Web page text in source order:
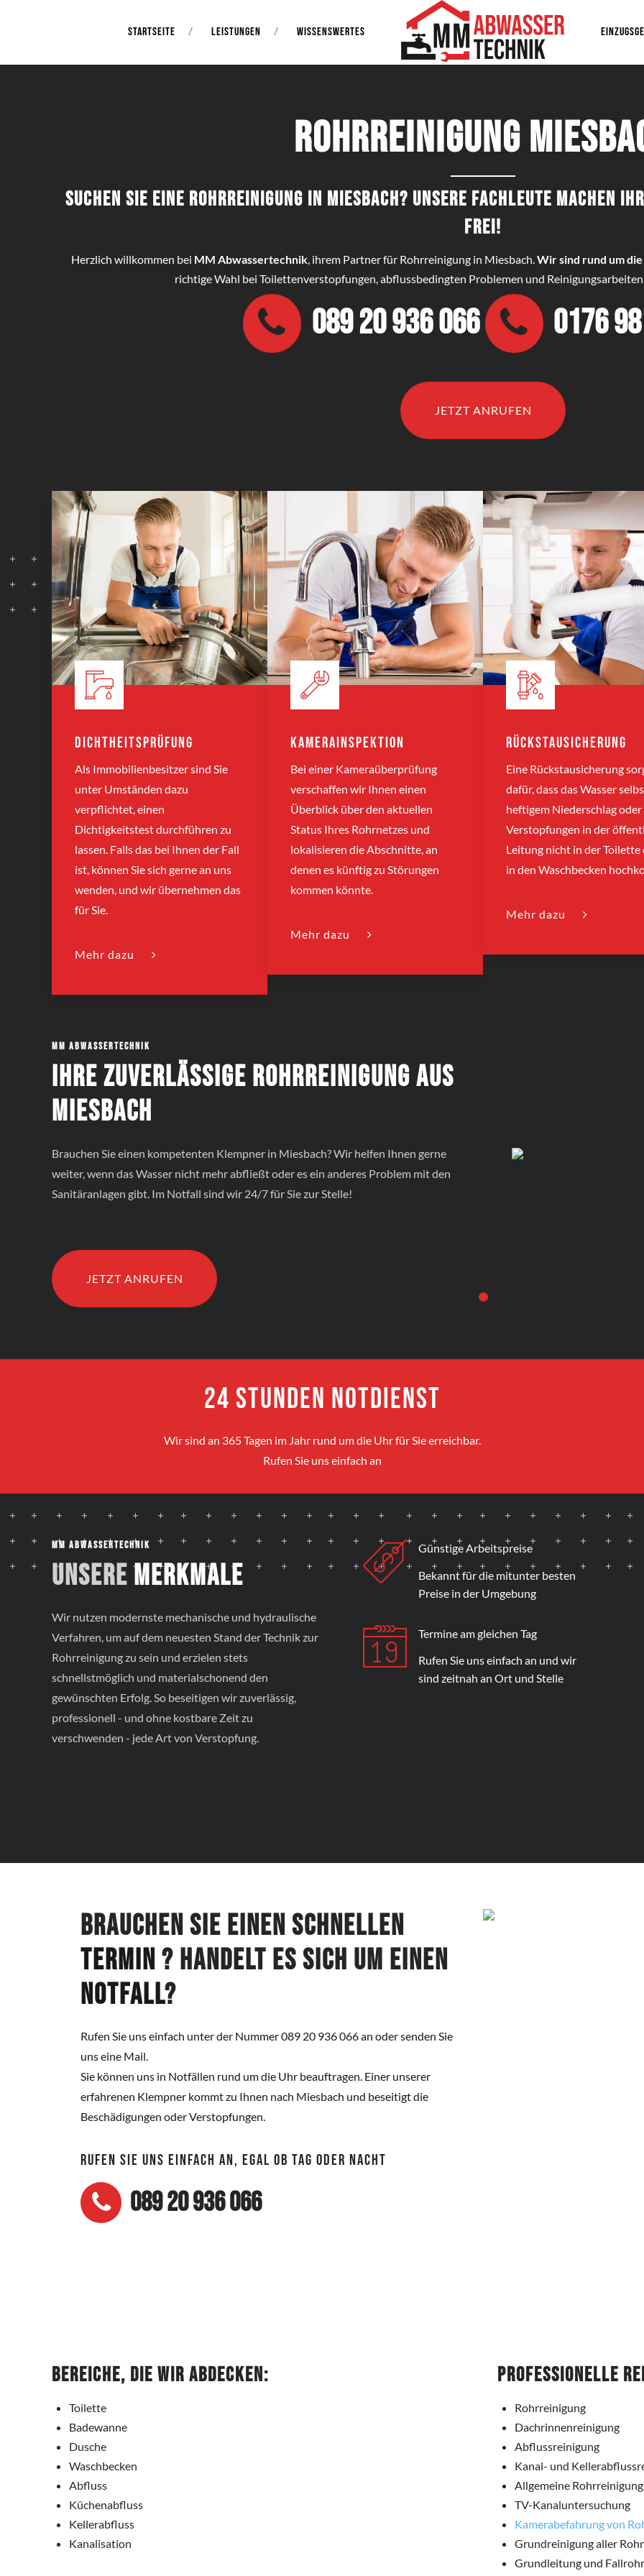
STARTSEITE LEISTUNGEN WISSENSWERTES
Rohrreinigung
Suchen Sie eine Rohrreinigung in Miesbach? Unsere Fachleute machen
frei!
Herzlich willkommen bei MM Abwassertechnik, ihrem Partner für Rohrreinigung in Miesbach.Wir sind rund um
richtige Wahl bei Toilettenverstopfungen, abflussbedingten Problemen und
089 20 936 066 0176
JETZT ANRUFEN
Dichtheitsprüfung
Als Immobilienbesitzer sind Sie
unter Umständen dazu
verpflichtet, einen
Dichtigkeitstest durchführen zu
lassen. Falls das bei Ihnen der Fall
ist, können Sie sich gerne an uns
wenden, und wir übernehmen das
für Sie.
Mehr dazu
Kamerainspektion
Bei einer Kameraüberprüfung
verschaffen wir Ihnen einen
Überblick über den aktuellen
Status Ihres Rohrnetzes und
lokalisieren die Abschnitte, an
denen es künftig zu Störungen
kommen könnte.
Mehr dazu
Rückstausicherung
Eine Rückstausicherung
dafür, dass das Wasser
heftigem Niederschlag oder
Verstopfungen in der
Leitung nicht in der Toilette
in den Waschbecken
Mehr dazu
MM Abwassertechnik
Ihre zuverlässige Rohrreinigung aus
Miesbach
Brauchen Sie einen kompetenten Klempner in Miesbach? Wir helfen Ihnen gerne
weiter, wenn das Wasser nicht mehr abfließt oder es ein anderes Problem mit den
Sanitäranlagen gibt. Im Notfall sind wir 24/7 für Sie zur Stelle!
JETZT ANRUFEN
24 Stunden Notdienst
Wir sind an 365 Tagen im Jahr rund um die Uhr für Sie erreichbar.
Rufen Sie uns einfach an
MM Abwassertechnik
UnsereMerkmale
Wir nutzen modernste mechanische und hydraulische
Verfahren, um auf dem neuesten Stand der Technik zur
Rohrreinigung zu sein und erzielen stets
schnellstmöglich und materialschonend den
gewünschten Erfolg. So beseitigen wir zuverlässig,
professionell - und ohne kostbare Zeit zu
verschwenden - jede Art von Verstopfung.
Günstige Arbeitspreise
Bekannt für die mitunter besten
Preise in der Umgebung
Termine am gleichen Tag
Rufen Sie uns einfach an und wir
sind zeitnah an Ort und Stelle
Brauchen Sie einen schnellen
Termin ? Handelt es sich um einen
Notfall?
Rufen Sie uns einfach unter der Nummer 089 20 936 066 an oder senden Sie
uns eine Mail.
Sie können uns in Notfällen rund um die Uhr beauftragen. Einer unserer
erfahrenen Klempner kommt zu Ihnen nach Miesbach und beseitigt die
Beschädigungen oder Verstopfungen.
RUFEN SIE UNS EINFACH AN, EGAL OB TAG ODER NACHT
089 20 936 066
Bereiche, die wir abdecken:
Toilette
Badewanne
Dusche
Waschbecken
Abfluss
Küchenabfluss
Kellerabfluss
Kanalisation
Professionelle
Rohrreinigung
Dachrinnenreinigung
Abflussreinigung
Kanal- und
Allgemeine Rohrreinigung
TV-Kanaluntersuchung
Kamerabefahrung von
Grundreinigung aller
Grundleitung und